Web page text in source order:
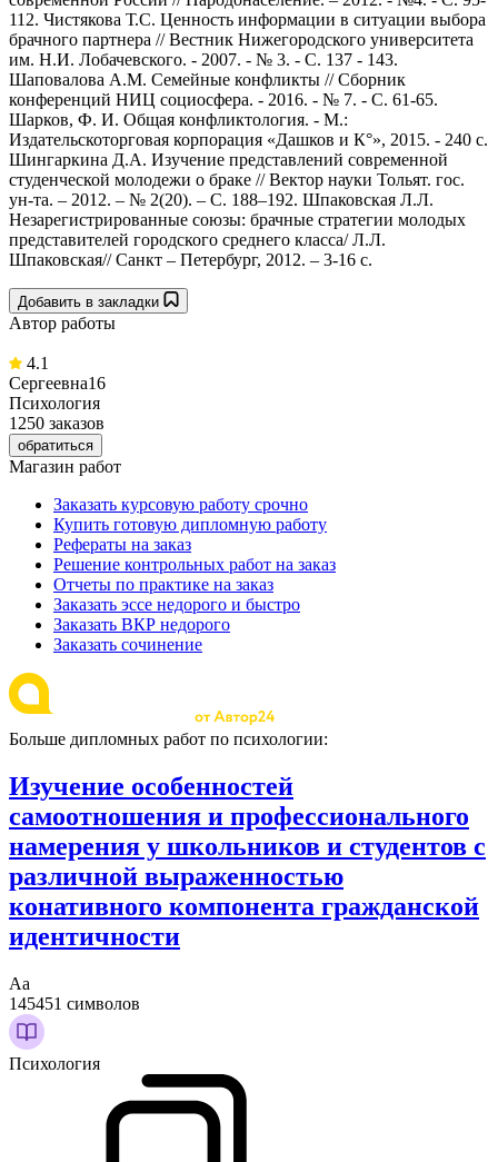
112. Чистякова Т.С. Ценность информации в ситуации выбора
брачного партнера // Вестник Нижегородского университета
им. Н.И. Лобачевского. - 2007. - № 3. - С. 137 - 143.
Шаповалова А.М. Семейные конфликты // Сборник
конференций НИЦ социосфера. - 2016. - № 7. - С. 61-65.
Шарков, Ф. И. Общая конфликтология. - М.:
Издательскоторговая корпорация «Дашков и К°», 2015. - 240 с.
Шингаркина Д.А. Изучение представлений современной
студенческой молодежи о браке // Вектор науки Тольят. гос.
ун-та. – 2012. – № 2(20). – С. 188–192. Шпаковская Л.Л.
Незарегистрированные союзы: брачные стратегии молодых
представителей городского среднего класса/ Л.Л.
Шпаковская// Санкт – Петербург, 2012. – 3-16 c.
Добавить в закладки
Автор работы
4.1
Сергеевна16
Психология
1250 заказов
обратиться
Магазин работ
Заказать курсовую работу срочно
Купить готовую дипломную работу
Рефераты на заказ
Решение контрольных работ на заказ
Отчеты по практике на заказ
Заказать эссе недорого и быстро
Заказать ВКР недорого
Заказать сочинение
Больше дипломных работ по психологии:
Изучение особенностей
самоотношения и профессионального
намерения у школьников и студентов с
различной выраженностью
конативного компонента гражданской
идентичности
Аа
145451 символов
Психология